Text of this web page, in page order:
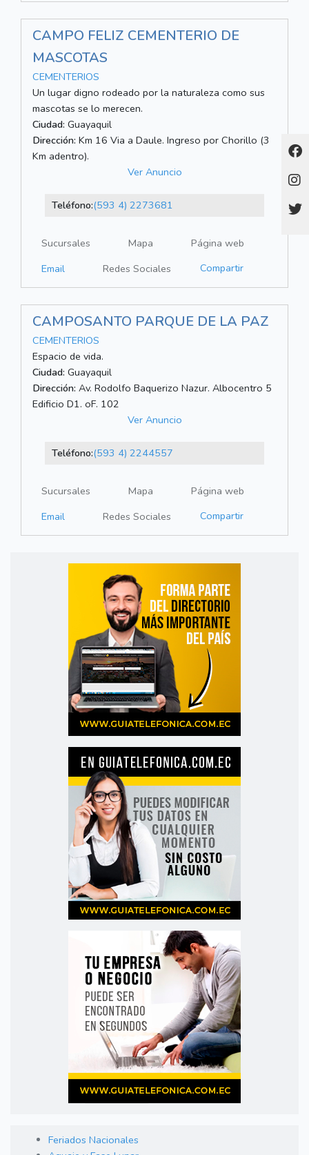
CAMPO FELIZ CEMENTERIO DE
MASCOTAS
CEMENTERIOS
Un lugar digno rodeado por la naturaleza como sus
mascotas se lo merecen.
Ciudad: Guayaquil
Dirección: Km 16 Via a Daule. Ingreso por Chorillo (3
Km adentro).
Ver Anuncio
Teléfono:(593 4) 2273681
Sucursales Mapa
Página web
Email
Redes Sociales Compartir
CAMPOSANTO PARQUE DE LA PAZ
CEMENTERIOS
Espacio de vida.
Ciudad: Guayaquil
Dirección: Av. Rodolfo Baquerizo Nazur. Albocentro 5
Edificio D1. oF. 102
Ver Anuncio
Teléfono:(593 4) 2244557
Sucursales Mapa
Página web
Email
Redes Sociales Compartir
Feriados Nacionales